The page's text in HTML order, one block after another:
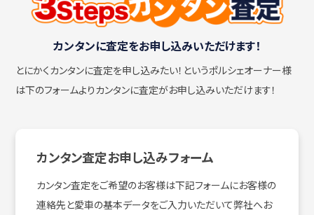
カンタンに査定をお申し込みいただけます！
とにかくカンタンに査定を申し込みたい！ というポルシェオーナー様
は下のフォームよりカンタンに査定がお申し込みいただけます！
カンタン査定お申し込みフォーム
カンタン査定をご希望のお客様は下記フォームにお客様の
連絡先と愛車の基本データをご入力いただいて弊社へお